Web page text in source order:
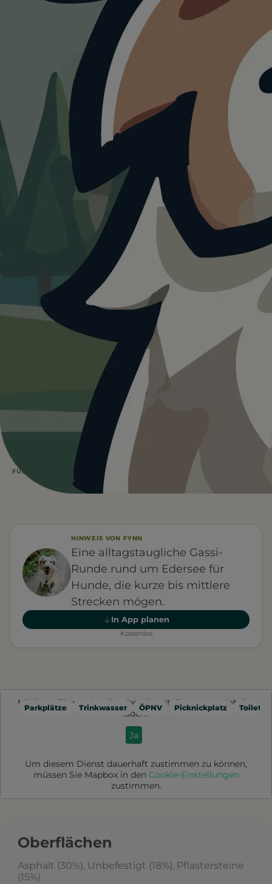
Ruhe am Edersee
Heute ist für Ruhe am Edersee.
Wetterdaten:
173m ↑
ANSTIEG
1,5
FÜR EUCH RELEVANT Parken
HINWEIS VON FYNN
Eine alltagstaugliche Gassi-
Runde rund um Edersee für
Hunde, die kurze bis mittlere
Strecken mögen.
In App planen
Kostenlos
Parkplätze Trinkwasser ÖPNV Picknickplatz
Möchten Sie von Mapbox
bereitgestellte externe Inhalte
laden?
Ja
Um diesem Dienst dauerhaft zustimmen zu können,
müssen Sie Mapboxin den Cookie-Einstellungen
zustimmen.
Oberflächen
Asphalt (30%), Unbefestigt (18%), Pflastersteine
(15%)